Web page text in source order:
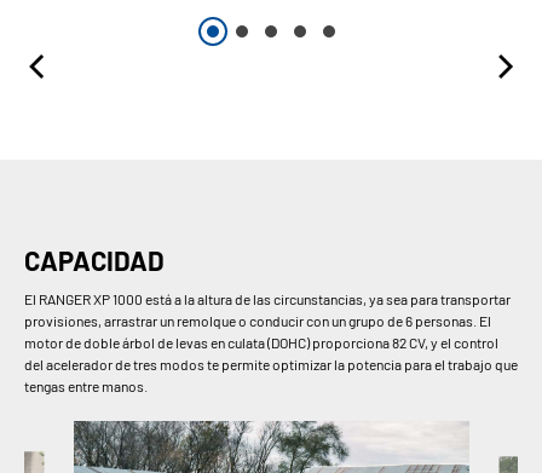
CAPACIDAD
El RANGER XP 1000 está a la altura de las circunstancias, ya sea para transportar
provisiones, arrastrar un remolque o conducir con un grupo de 6 personas. El
motor de doble árbol de levas en culata (DOHC) proporciona 82 CV, y el control
del acelerador de tres modos te permite optimizar la potencia para el trabajo que
tengas entre manos.